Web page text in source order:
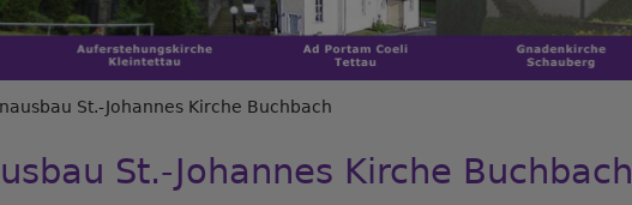
St.-Johannes Kirche Buchbach
St.-Johannes Kirche Buchbach